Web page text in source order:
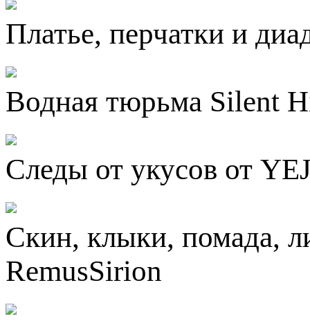
Платье, перчатки и
Водная тюрьма Silent
Следы от укусов от
Скин, клыки, помада,
RemusSirion